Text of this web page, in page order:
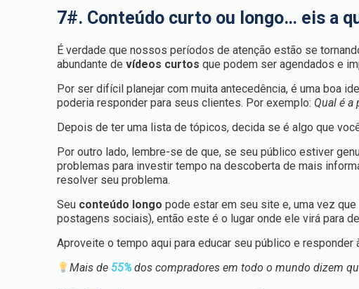
7#. Conteúdo curto ou longo… eis a
É verdade que nossos períodos de atenção estão se
abundante devídeos curtos que podem ser agendados e
Por ser difícil planejar com muita antecedência, é uma boa
poderia responder para seus clientes. Por exemplo: Qual é a
Depois de ter uma lista de tópicos, decida se é algo que
Por outro lado, lembre-se de que, se seu público estiver
problemas para investir tempo na descoberta de mais
resolver seu problema.
Seu conteúdo longo pode estar em seu site e, uma vez
postagens sociais), então este é o lugar onde ele virá para
Aproveite o tempo aqui para educar seu público e responder
Mais de 55% dos compradores em todo o mundo dizem